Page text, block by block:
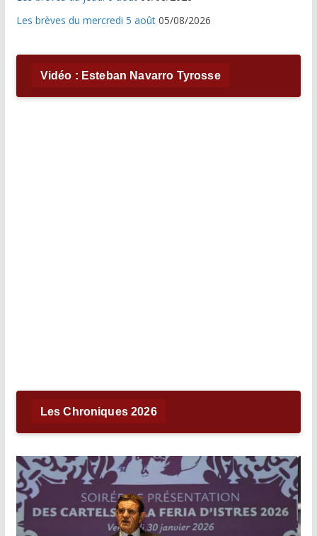
Les brèves du mercredi 5 août 05/08/2026
Vidéo : Esteban Navarro Tyrosse
Les Chroniques 2026